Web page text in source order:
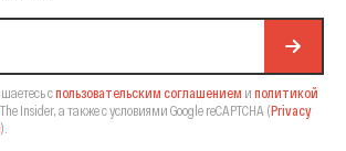
спользовательским соглашением и политикой
The Insider, а также с условиями Google reCAPTCHA (Privacy
).